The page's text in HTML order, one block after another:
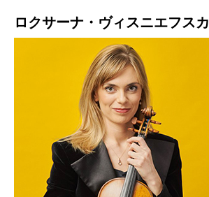
ロクサーナ・ヴィスニエフスカ